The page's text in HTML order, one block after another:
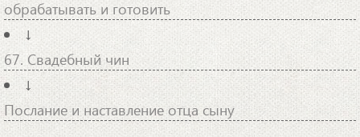
обрабатывать и готовить
↓
67. Свадебный чин
↓
Послание и наставление отца сыну